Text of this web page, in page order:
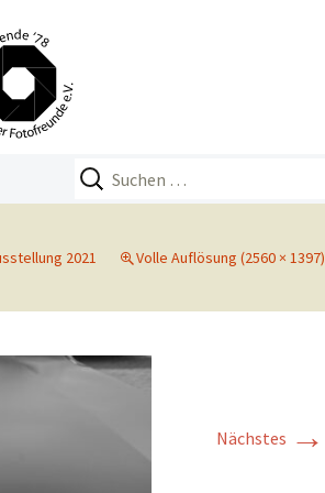
Suchen
nach:
2021 Volle Auflösung (2560 × 1397)
Nächstes →